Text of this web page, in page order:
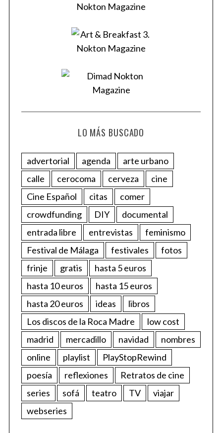
LO MÁS BUSCADO
advertorial agenda
arte urbano
calle
cerocoma cerveza
cine
Cine Español
citas
comer
crowdfunding
DIY
documental
entrada libre
entrevistas
feminismo
Festival de Málaga
festivales
fotos
frinje
gratis
hasta 5 euros
hasta 10 euros
hasta 15 euros
hasta 20 euros
ideas
libros
Los discos de la Roca Madre
low cost
madrid
mercadillo navidad
nombres
online
playlist
PlayStopRewind
poesía
reflexiones
Retratos de cine
series
sofá teatro TV
viajar
webseries